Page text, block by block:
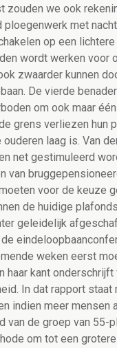
we ook
ploegenwerk met
op een lichtere
wordt werken voor
zwaarder kunnen
De vierde
om ook maar
grens verliezen hun
laag is. Van
net gestimuleerd
van
voor de keuze
de huidige
geleidelijk
weken eerst
haar kant
In dat rapport
indien meer mensen
van de groep van 55-
om tot een